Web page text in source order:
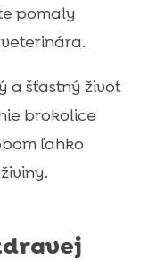
pomaly
a šťastný život
brokolice
ľahko